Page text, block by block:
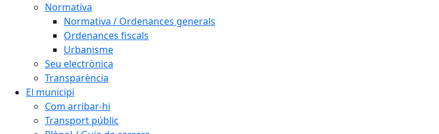
Normativa
Normativa / Ordenances generals
Ordenances fiscals
Urbanisme
Seu electrònica
Transparència
El municipi
Com arribar-hi
Transport públic